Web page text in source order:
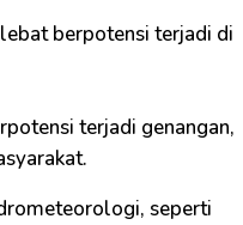
berpotensi terjadi di
terjadi genangan,
seperti